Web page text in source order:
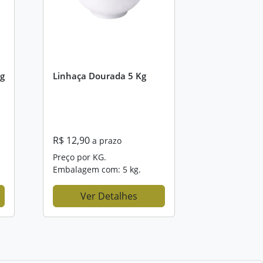
Linhaça Dourada 5 Kg
R$ 12,90 a prazo
Preço por KG.
Embalagem com: 5 kg.
Ver Detalhes